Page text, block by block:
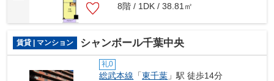
8階 / 1DK / 38.81㎡
賃貸 | マンション シャンボール千葉中央
礼0
総武本線 「東千葉 」駅 徒歩14分